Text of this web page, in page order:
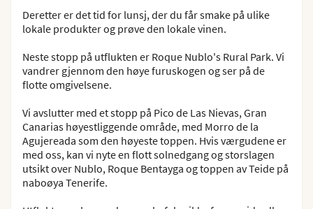
Deretter er det tid for lunsj, der du får smake på ulike
lokale produkter og prøve den lokale vinen.
Neste stopp på utflukten er Roque Nublo's Rural Park. Vi
vandrer gjennom den høye furuskogen og ser på de
flotte omgivelsene.
Vi avslutter med et stopp på Pico de Las Nievas, Gran
Canarias høyestliggende område, med Morro de la
Agujereada som den høyeste toppen. Hvis værgudene er
med oss, kan vi nyte en flott solnedgang og storslagen
utsikt over Nublo, Roque Bentayga og toppen av Teide på
naboøya Tenerife.